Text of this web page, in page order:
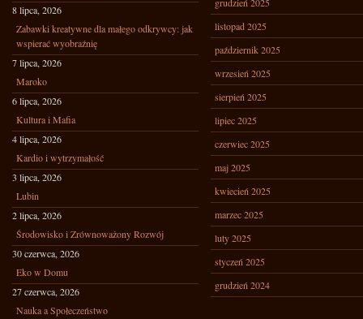
8 lipca, 2026
Zabawki kreatywne dla małego odkrywcy: jak
wspierać wyobraźnię
7 lipca, 2026
Maroko
6 lipca, 2026
Kultura i Mafia
4 lipca, 2026
Kardio i wytrzymałość
3 lipca, 2026
Lubin
2 lipca, 2026
Środowisko i Zrównoważony Rozwój
30 czerwca, 2026
Eko w Domu
27 czerwca, 2026
Nauka a Społeczeństwo
listopad 2025
październik 2025
wrzesień 2025
sierpień 2025
lipiec 2025
czerwiec 2025
maj 2025
kwiecień 2025
marzec 2025
luty 2025
styczeń 2025
grudzień 2024